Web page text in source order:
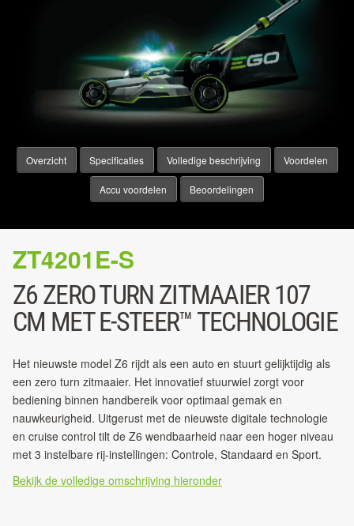
Overzicht Specificaties Volledige beschrijving Voordelen
Accu voordelen Beoordelingen
ZT4201E-S
Z6 ZERO TURN ZITMAAIER 107
CM MET E-STEER™ TECHNOLOGIE
Het nieuwste model Z6 rijdt als een auto en stuurt gelijktijdig als
een zero turn zitmaaier. Het innovatief stuurwiel zorgt voor
bediening binnen handbereik voor optimaal gemak en
nauwkeurigheid. Uitgerust met de nieuwste digitale technologie
en cruise control tilt de Z6 wendbaarheid naar een hoger niveau
met 3 instelbare rij-instellingen: Controle, Standaard en Sport.
Bekijk de volledige omschrijving hieronder